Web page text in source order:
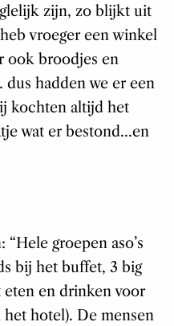
zijn, zo blijkt uit
vroeger een winkel
ook broodjes en
hadden we er een
kochten altijd het
wat er bestond…en
groepen aso’s
bij het buffet, 3 big
eten en drinken voor
het hotel). De mensen